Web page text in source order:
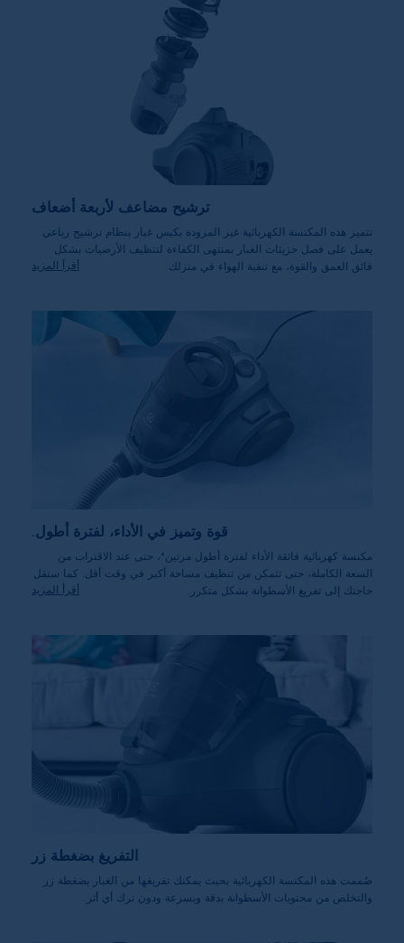
ترشيح مضاعف لأربعة أضعاف
تتميز هذه المكنسة الكهربائية غير المزودة بكيس غبار بنظام ترشيح رباعي
يعمل على فصل جزيئات الغبار بمنتهى الكفاءة لتنظيف الأرضيات بشكل
فائق العمق والقوة، مع تنقية الهواء في منزلك.
أقرأ المزيد
قوة وتميز في الأداء، لفترة أطول.
مكنسة كهربائية فائقة الأداء لفترة أطول مرتين*، حتى عند الاقتراب من
السعة الكاملة، حتى تتمكن من تنظيف مساحة أكبر في وقت أقل. كما ستقل
حاجتك إلى تفريغ الأسطوانة بشكل متكرر.
أقرأ المزيد
التفريغ بضغطة زر
صُممت هذه المكنسة الكهربائية بحيث يمكنك تفريغها من الغبار بضغطة زر
والتخلص من محتويات الأسطوانة بدقة وبسرعة ودون ترك أي أثر.